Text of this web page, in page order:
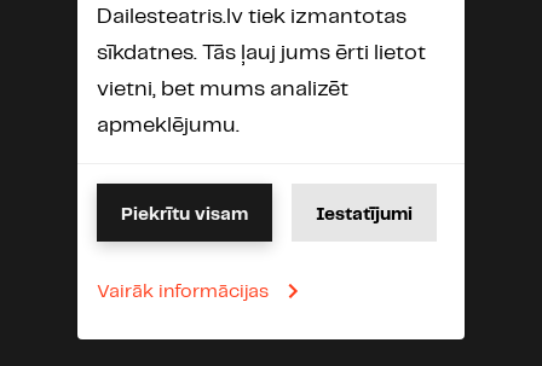
Dailesteatris.lv tiek izmantotas
sīkdatnes. Tās ļauj jums ērti lietot
vietni, bet mums analizēt
apmeklējumu.
Piekrītu visam Iestatījumi
Vairāk informācijas